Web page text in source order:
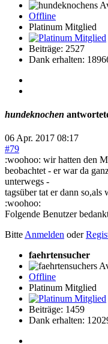
Offline
Platinum Mitglied
Beiträge: 2527
Dank erhalten:
hundeknochen
06 Apr. 2017 08:17
#79
:woohoo: wir hatten den
beobachtet - er war da
unterwegs -
tagsüber tat er dann so,als
:woohoo:
Folgende Benutzer
BitteAnmelden oder
faehrtensucher
Offline
Platinum Mitglied
Beiträge: 1459
Dank erhalten: